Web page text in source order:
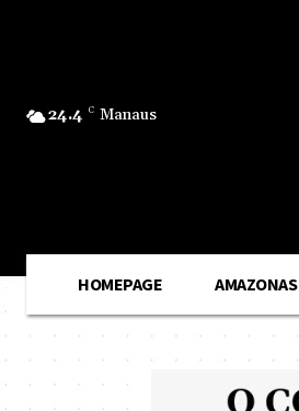
24.4 C Manaus
HOMEPAGE AMAZONAS